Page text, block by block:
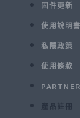
固件更新
使用說明書
私隱政策
使用條款
產品註冊